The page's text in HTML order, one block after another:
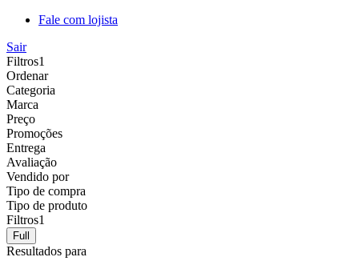
Fale com lojista
Sair
Filtros1
Ordenar
Categoria
Marca
Preço
Promoções
Entrega
Avaliação
Vendido por
Tipo de compra
Tipo de produto
Filtros1
Full
Resultados para